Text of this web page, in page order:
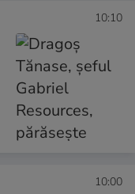
10:10
10:00